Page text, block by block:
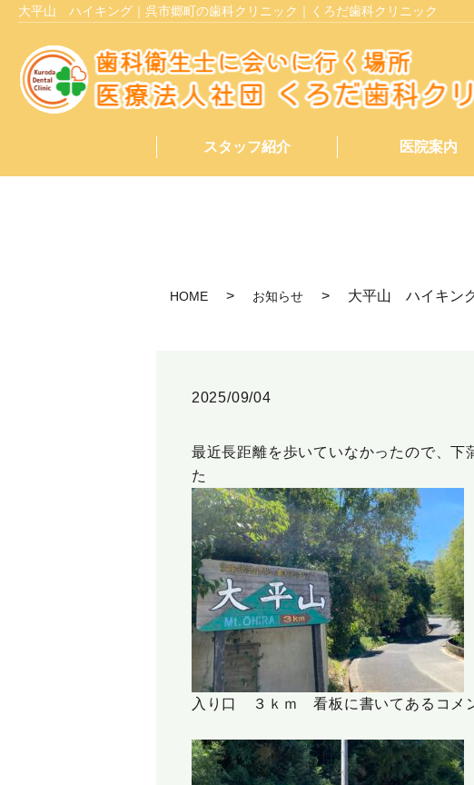
大平山 ハイキング｜呉市郷町の歯科クリニック｜くろだ歯科クリニック
スタッフ紹介 医院案内
HOME お知らせ 大平山 ハイキン
2025/09/04
最近長距離を歩いていなかったので、
た
入り口 ３ｋｍ 看板に書いてあるコメ